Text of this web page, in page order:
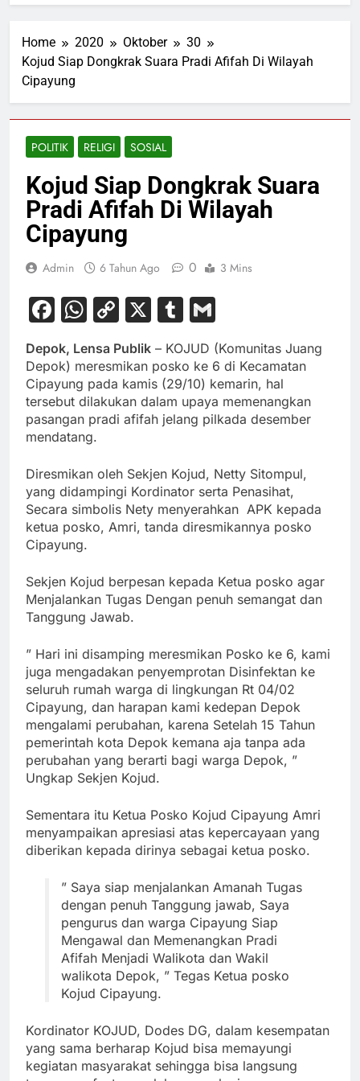
Home 2020 Oktober
30
Kojud Siap Dongkrak Suara Pradi Afifah Di Wilayah
Cipayung
POLITIK RELIGI SOSIAL
Kojud Siap Dongkrak Suara
Pradi Afifah Di Wilayah
Cipayung
Admin 6 Tahun Ago 0 3 Mins
Facebook
WhatsApp
Copy
Link
X Tumblr
Depok, Lensa Publik – KOJUD (Komunitas Juang
Depok) meresmikan posko ke 6 di Kecamatan
Cipayung pada kamis (29/10) kemarin, hal
tersebut dilakukan dalam upaya memenangkan
pasangan pradi afifah jelang pilkada desember
mendatang.
Diresmikan oleh Sekjen Kojud, Netty Sitompul,
yang didampingi Kordinator serta Penasihat,
Secara simbolis Nety menyerahkan APK kepada
ketua posko, Amri, tanda diresmikannya posko
Cipayung.
Sekjen Kojud berpesan kepada Ketua posko agar
Menjalankan Tugas Dengan penuh semangat dan
Tanggung Jawab.
” Hari ini disamping meresmikan Posko ke 6, kami
juga mengadakan penyemprotan Disinfektan ke
seluruh rumah warga di lingkungan Rt 04/02
Cipayung, dan harapan kami kedepan Depok
mengalami perubahan, karena Setelah 15 Tahun
pemerintah kota Depok kemana aja tanpa ada
perubahan yang berarti bagi warga Depok, ”
Ungkap Sekjen Kojud.
Sementara itu Ketua Posko Kojud Cipayung Amri
menyampaikan apresiasi atas kepercayaan yang
diberikan kepada dirinya sebagai ketua posko.
” Saya siap menjalankan Amanah Tugas
dengan penuh Tanggung jawab, Saya
pengurus dan warga Cipayung Siap
Mengawal dan Memenangkan Pradi
Afifah Menjadi Walikota dan Wakil
walikota Depok, ” Tegas Ketua posko
Kojud Cipayung.
Kordinator KOJUD, Dodes DG, dalam kesempatan
yang sama berharap Kojud bisa memayungi
kegiatan masyarakat sehingga bisa langsung